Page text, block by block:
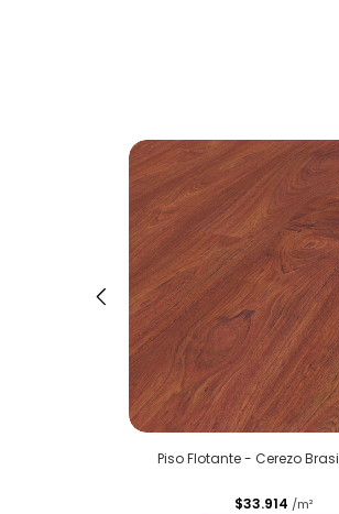
Piso Flotante - Cerezo
$33.914 /m²